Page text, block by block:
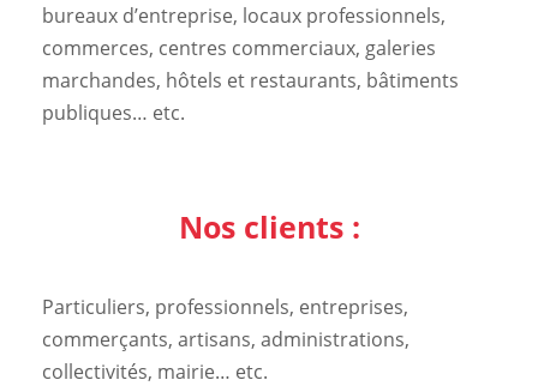
bureaux d’entreprise, locaux professionnels,
commerces, centres commerciaux, galeries
marchandes, hôtels et restaurants, bâtiments
publiques… etc.
Nos clients :
Particuliers, professionnels, entreprises,
commerçants, artisans, administrations,
collectivités, mairie… etc.